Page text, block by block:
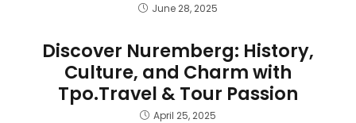
June 28, 2025
Discover Nuremberg: History,
Culture, and Charm with
Tpo.Travel & Tour Passion
April 25, 2025